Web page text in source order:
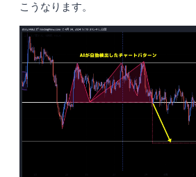
こうなります。